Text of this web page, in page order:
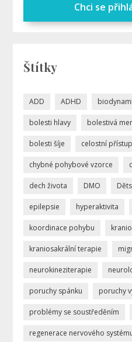
Chci se
Štítky
ADD ADHD
bolesti hlavy bolestivá
bolesti šíje celostní přístup
chybné pohybové vzorce
dech života DMO
epilepsie hyperaktivita
koordinace pohybu
kraniosakrální terapie
neurokineziterapie
poruchy spánku poruchy
problémy se soustředěním
regenerace nervového